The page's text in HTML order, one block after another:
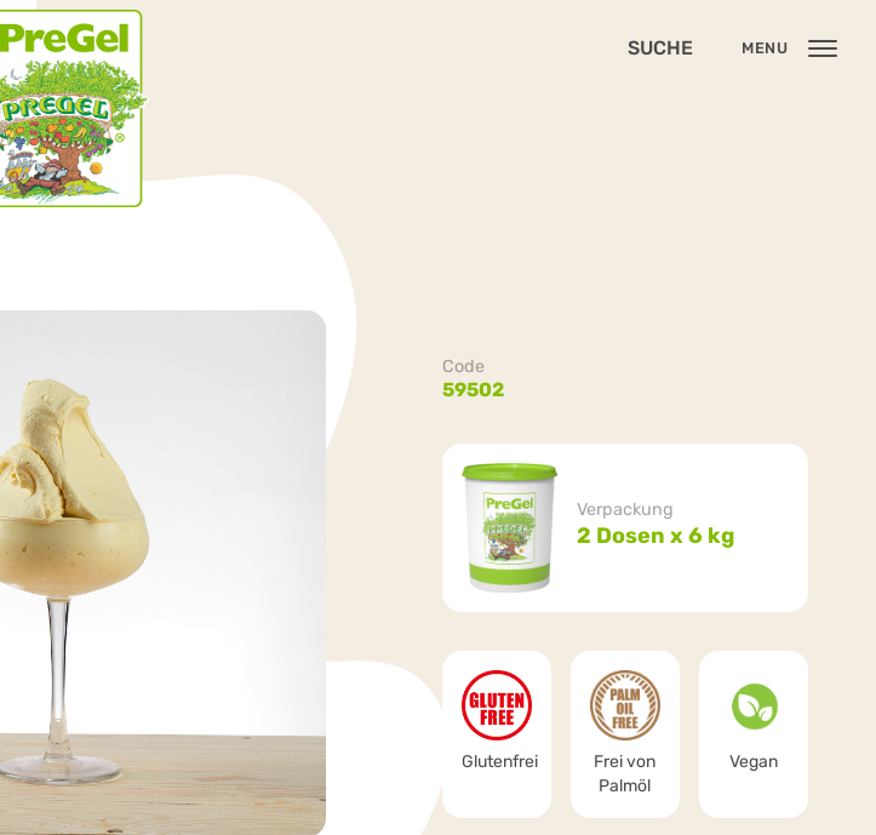
SUCHE MENU
Code
59502
Verpackung
2 Dosen x 6 kg
Glutenfrei
Frei von
Palmöl
Vegan